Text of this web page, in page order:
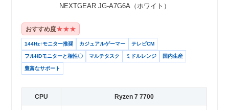
NEXTGEAR JG-A7G6A（ホワイト）
おすすめ度★★★
144Hz↑モニター推奨 カジュアルゲーマー テレビCM
フルHDモニターと相性〇 マルチタスク ミドルレンジ 国内生産
豊富なサポート
CPU Ryzen 7 7700